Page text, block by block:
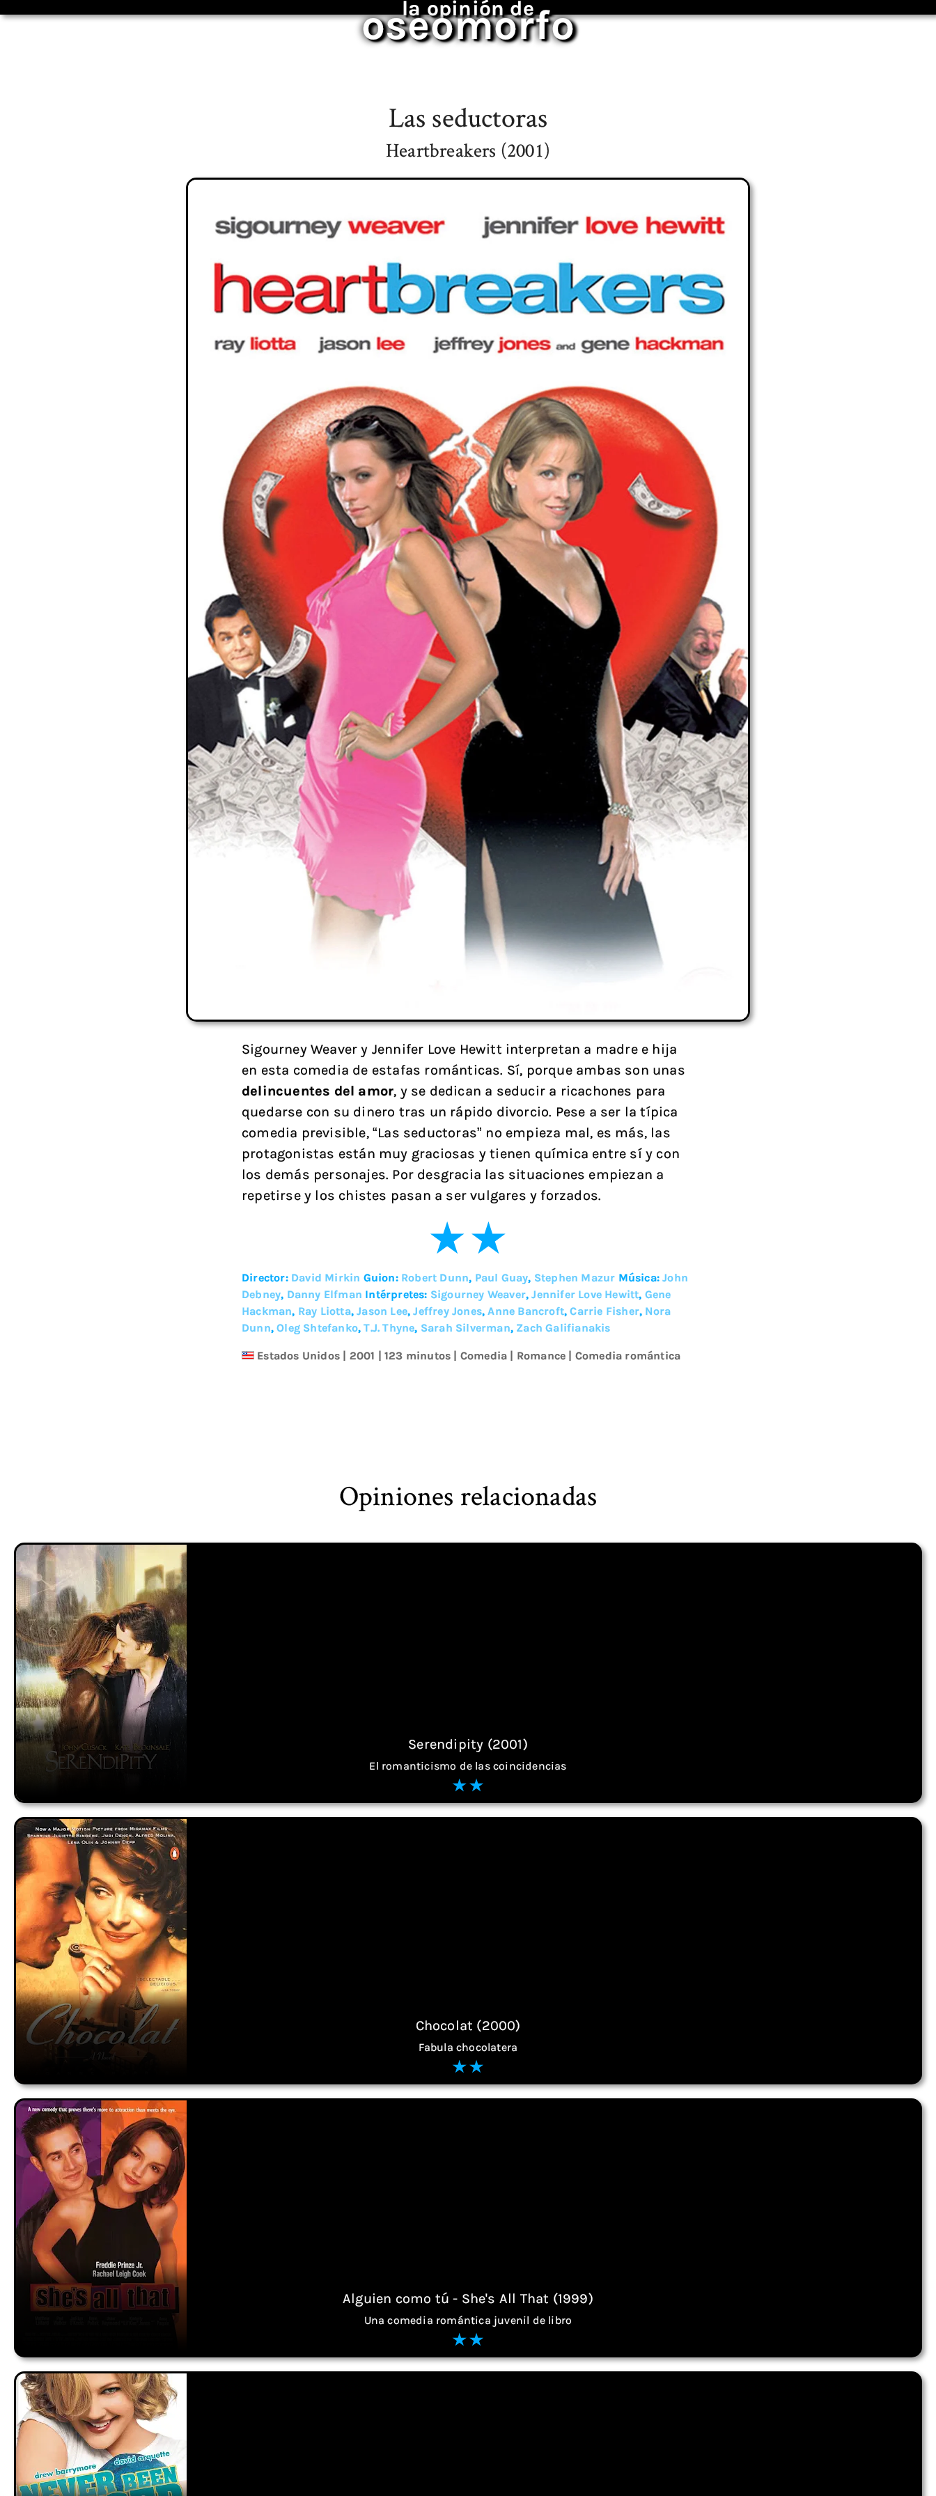
la opinión de
oseomorfo
Las seductoras
Heartbreakers (2001)
Sigourney Weaver y Jennifer Love Hewitt interpretan a madre e hija
en esta comedia de estafas románticas. Sí, porque ambas son unas
delincuentes del amor, y se dedican a seducir a ricachones para
quedarse con su dinero tras un rápido divorcio. Pese a ser la típica
comedia previsible, “Las seductoras” no empieza mal, es más, las
protagonistas están muy graciosas y tienen química entre sí y con
los demás personajes. Por desgracia las situaciones empiezan a
repetirse y los chistes pasan a ser vulgares y forzados.
Director: David Mirkin Guion: Robert Dunn, Paul Guay, Stephen Mazur Música:John
Debney, Danny Elfman Intérpretes: Sigourney Weaver,Jennifer Love Hewitt, Gene
Hackman, Ray Liotta,Jason Lee,Jeffrey Jones,Anne Bancroft,Carrie Fisher, Nora
Dunn,Oleg Shtefanko,T.J. Thyne, Sarah Silverman, Zach Galifianakis
Estados Unidos | 2001 | 123 minutos | Comedia | Romance | Comedia romántica
Opiniones relacionadas
Serendipity (2001)
El romanticismo de las coincidencias
Chocolat (2000)
Fabula chocolatera
Alguien como tú - She's All That (1999)
Una comedia romántica juvenil de libro